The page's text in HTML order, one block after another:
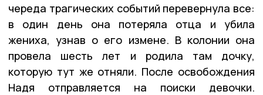
череда трагических событий перевернула все:
в один день она потеряла отца и убила
жениха, узнав о его измене. В колонии она
провела шесть лет и родила там дочку,
которую тут же отняли. После освобождения
Надя отправляется на поиски девочки.